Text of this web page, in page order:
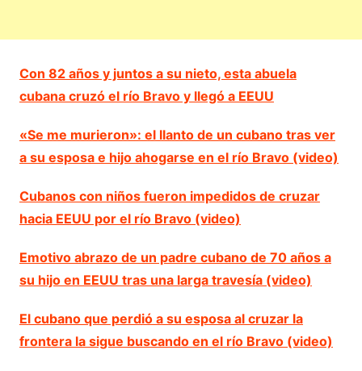
Con 82 años y juntos a su nieto, esta abuela
cubana cruzó el río Bravo y llegó a EEUU
«Se me murieron»: el llanto de un cubano tras ver
a su esposa e hijo ahogarse en el río Bravo (video)
Cubanos con niños fueron impedidos de cruzar
hacia EEUU por el río Bravo (video)
Emotivo abrazo de un padre cubano de 70 años a
su hijo en EEUU tras una larga travesía (video)
El cubano que perdió a su esposa al cruzar la
frontera la sigue buscando en el río Bravo (video)